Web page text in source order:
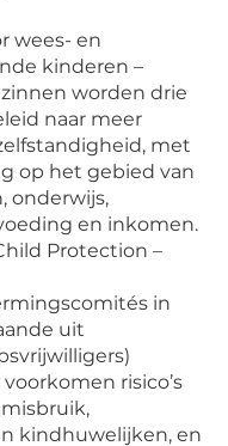
wees- en
kinderen –
worden drie
naar meer
met
op het gebied van
onderwijs,
en inkomen.
Protection –
in
uit
risico’s
kindhuwelijken, en